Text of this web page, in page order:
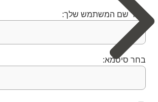
בחר שם המשתמש שלך:
בחר סיסמא: